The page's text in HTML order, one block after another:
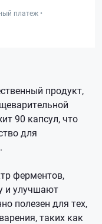
платеж •
продукт,
90 капсул, что
для
ферментов,
и улучшают
полезен для тех,
таких как